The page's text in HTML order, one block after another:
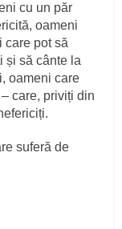
cu un păr
oameni
care pot să
și să cânte la
oameni care
care, priviți din
suferă de